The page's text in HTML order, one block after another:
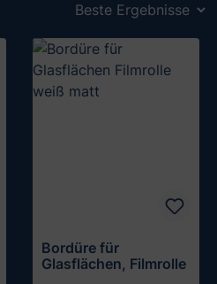
Bordüre für
Glasflächen, Filmrolle